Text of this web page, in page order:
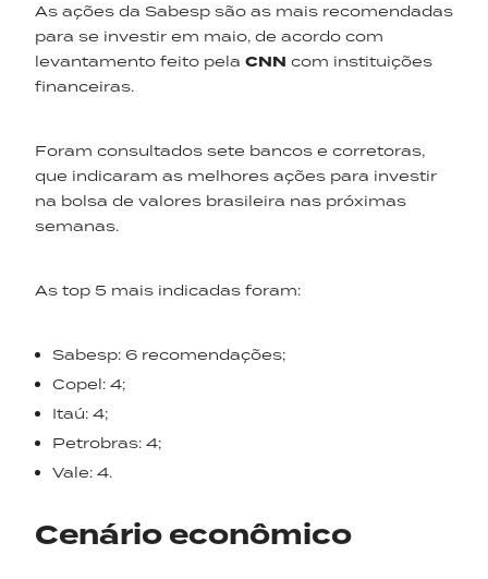
As ações da Sabesp são as mais recomendadas
para se investir em maio, de acordo com
levantamento feito pela CNN com instituições
financeiras.
Foram consultados sete bancos e corretoras,
que indicaram as melhores ações para investir
na bolsa de valores brasileira nas próximas
semanas.
As top 5 mais indicadas foram:
Sabesp: 6 recomendações;
Copel: 4;
Itaú: 4;
Petrobras: 4;
Vale: 4.
Cenário econômico